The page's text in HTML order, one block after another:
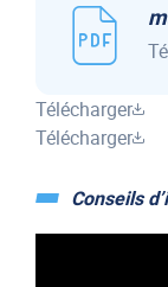
Télécharger
Télécharger
Conseils